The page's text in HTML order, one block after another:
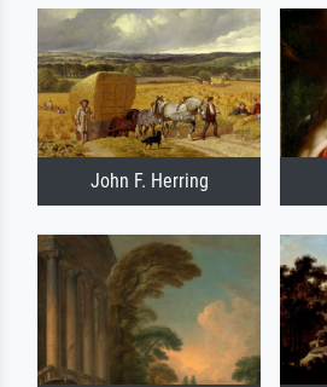
John F. Herring